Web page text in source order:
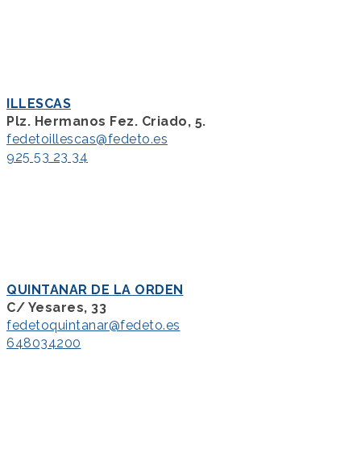
ILLESCAS
Plz. Hermanos Fez. Criado, 5.
fedetoillescas@fedeto.es
925 53 23 34
QUINTANAR DE LA ORDEN
C/ Yesares, 33
fedetoquintanar@fedeto.es
648034200